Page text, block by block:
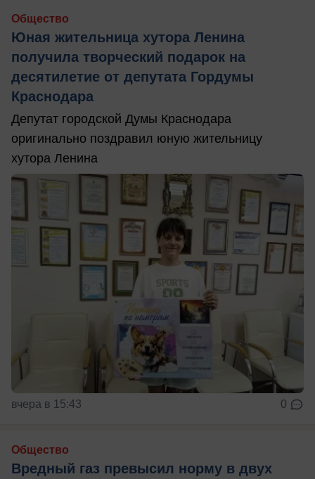
Общество
Юная жительница хутора Ленина
получила творческий подарок на
десятилетие от депутата Гордумы
Краснодара
Депутат городской Думы Краснодара
оригинально поздравил юную жительницу
хутора Ленина
вчера в 15:43 0
Общество
Вредный газ превысил норму в двух